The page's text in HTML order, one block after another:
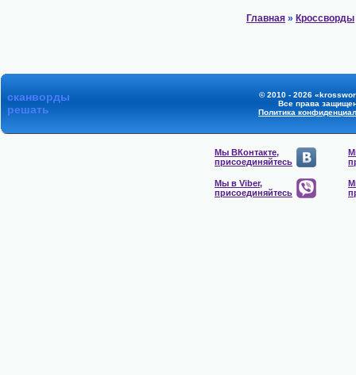
Главная » Кроссворды
сканворды
решать
© 2010 - 2026
Все права
Политика
Мы ВКонтакте,
присоединяйтесь
Мы в Viber,
присоединяйтесь